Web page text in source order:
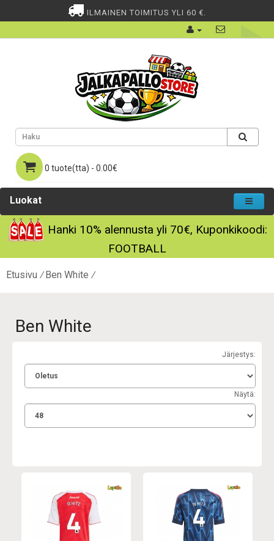
ILMAINEN TOIMITUS YLI 60 €.
0 tuote(tta) - 0.00€
Luokat
Hanki 10% alennusta yli 70€, Kuponkikoodi:
FOOTBALL
Etusivu Ben White
Ben White
Järjestys:
Näytä: